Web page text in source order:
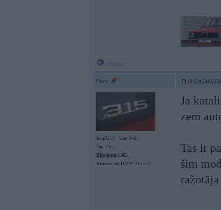
Puce 10. Oct 2013,
Kopš: 27. May 2002
No: Rīga
Ziņojumi: 6431
Braucu ar: BMW 315 e21
Ja
zem
Tas ir
šim